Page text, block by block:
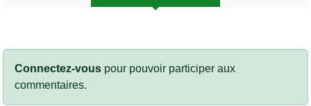
Connectez-vous pour pouvoir participer aux
commentaires.